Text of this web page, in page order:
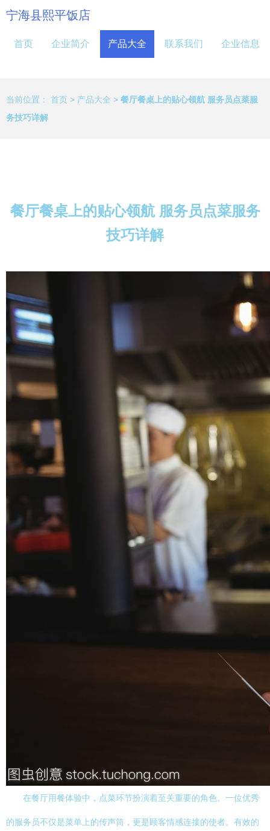
宁海县熙平饭店
首页 企业简介 产品大全 联系我们 企业信息
当前位置： 首页 > 产品大全 > 餐厅餐桌上的贴心领航 服务员点菜服
务技巧详解
餐厅餐桌上的贴心领航 服务员点菜服务
技巧详解
在餐厅用餐体验中，点菜环节扮演着至关重要的角色。一位优秀
的服务员不仅是菜单上的传声筒，更是顾客情感连接的使者。有效的